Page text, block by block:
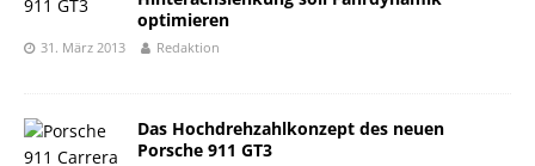
optimieren
31. März 2013 Redaktion
Das Hochdrehzahlkonzept des neuen
Porsche 911 GT3